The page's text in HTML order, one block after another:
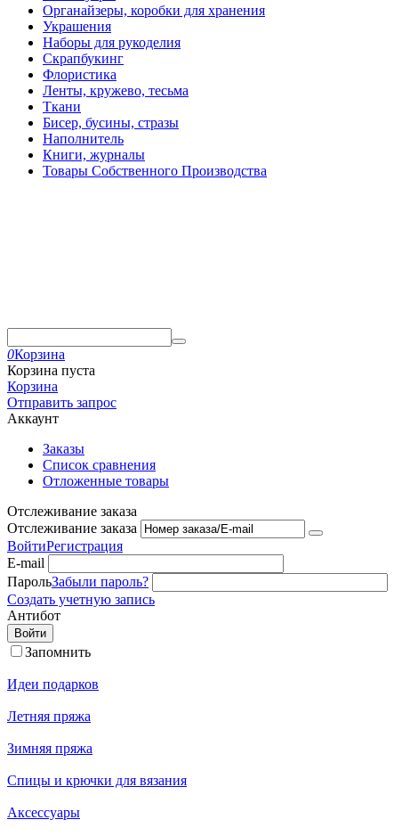
Органайзеры, коробки для хранения
Украшения
Наборы для рукоделия
Скрапбукинг
Флористика
Ленты, кружево, тесьма
Ткани
Бисер, бусины, стразы
Наполнитель
Книги, журналы
Товары Собственного Производства
0Корзина
Корзина пуста
Корзина
Отправить запрос
Аккаунт
Заказы
Список сравнения
Отложенные товары
Отслеживание заказа
Отслеживание заказа
ВойтиРегистрация
E-mail
ПарольЗабыли пароль?
Создать учетную запись
Антибот
Войти
Запомнить
Идеи подарков
Летняя пряжа
Зимняя пряжа
Спицы и крючки для вязания
Аксессуары